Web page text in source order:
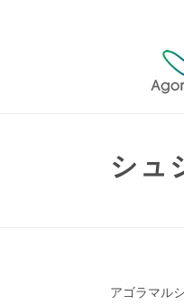
シュ
アゴラマル